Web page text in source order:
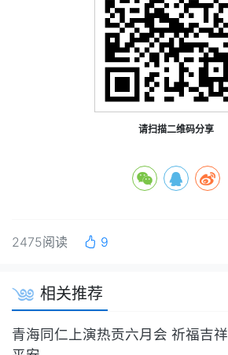
请扫描二维码分享
2475阅读 9
相关推荐
青海同仁上演热贡六月会 祈福吉祥